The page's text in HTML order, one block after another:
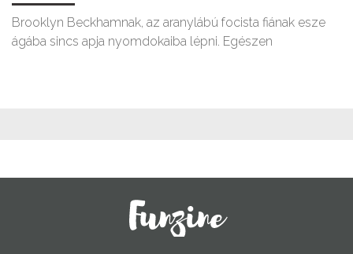
Brooklyn Beckhamnak, az aranylábú focista fiának esze
ágába sincs apja nyomdokaiba lépni. Egészen